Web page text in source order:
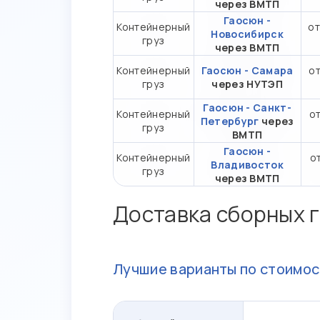
через ВМТП
Контейнерный
груз
Гаосюн -
Новосибирск
через ВМТП
Контейнерный
груз
Гаосюн - Самара
через НУТЭП
Контейнерный
груз
Гаосюн - Санкт-
Петербург через
ВМТП
Контейнерный
груз
Гаосюн -
Владивосток
через ВМТП
Доставка сборных
Лучшие варианты по